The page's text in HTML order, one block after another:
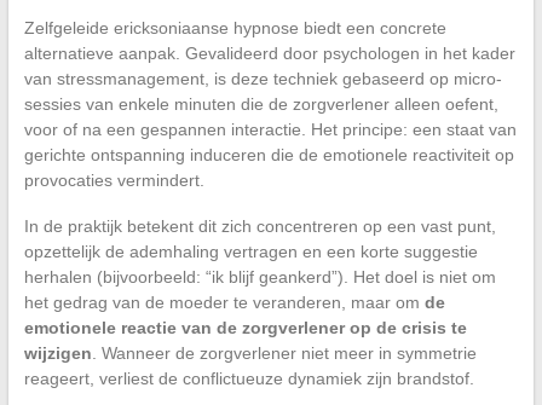
Zelfgeleide ericksoniaanse hypnose biedt een concrete
alternatieve aanpak. Gevalideerd door psychologen in het kader
van stressmanagement, is deze techniek gebaseerd op micro-
sessies van enkele minuten die de zorgverlener alleen oefent,
voor of na een gespannen interactie. Het principe: een staat van
gerichte ontspanning induceren die de emotionele reactiviteit op
provocaties vermindert.
In de praktijk betekent dit zich concentreren op een vast punt,
opzettelijk de ademhaling vertragen en een korte suggestie
herhalen (bijvoorbeeld: “ik blijf geankerd”). Het doel is niet om
het gedrag van de moeder te veranderen, maar om de
emotionele reactie van de zorgverlener op de crisis te
wijzigen . Wanneer de zorgverlener niet meer in symmetrie
reageert, verliest de conflictueuze dynamiek zijn brandstof.